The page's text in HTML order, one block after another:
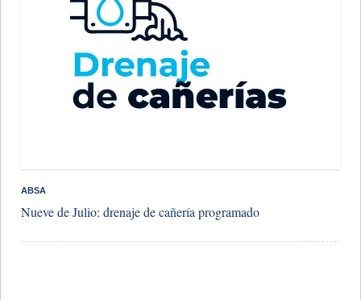
ABSA
Nueve de Julio: drenaje de cañería programado